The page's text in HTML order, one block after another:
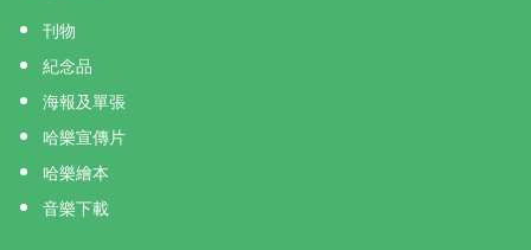
刊物
紀念品
海報及單張
哈樂宣傳片
哈樂繪本
音樂下載